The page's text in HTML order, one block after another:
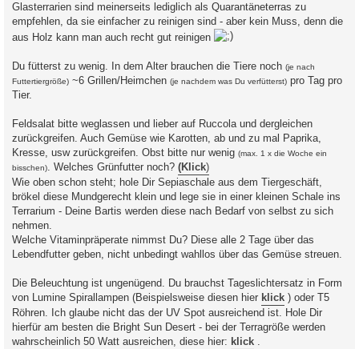
Glasterrarien sind meinerseits lediglich als Quarantäneterras zu
empfehlen, da sie einfacher zu reinigen sind - aber kein Muss, denn die
aus Holz kann man auch recht gut reinigen
Du fütterst zu wenig. In dem Alter brauchen die Tiere noch (je nach
Futtertiergröße) ~6 Grillen/Heimchen (je nachdem was Du verfütterst) pro Tag pro
Tier.
Feldsalat bitte weglassen und lieber auf Ruccola und dergleichen
zurückgreifen. Auch Gemüse wie Karotten, ab und zu mal Paprika,
Kresse, usw zurückgreifen. Obst bitte nur wenig (max. 1 x die Woche ein
bisschen)
. Welches Grünfutter noch? (Klick)
Wie oben schon steht; hole Dir Sepiaschale aus dem Tiergeschäft,
brökel diese Mundgerecht klein und lege sie in einer kleinen Schale ins
Terrarium - Deine Bartis werden diese nach Bedarf von selbst zu sich
nehmen.
Welche Vitaminpräperate nimmst Du? Diese alle 2 Tage über das
Lebendfutter geben, nicht unbedingt wahllos über das Gemüse streuen.
Die Beleuchtung ist ungenügend. Du brauchst Tageslichtersatz in Form
von Lumine Spirallampen (Beispielsweise diesen hier klick ) oder T5
Röhren. Ich glaube nicht das der UV Spot ausreichend ist. Hole Dir
hierfür am besten die Bright Sun Desert - bei der Terragröße werden
wahrscheinlich 50 Watt ausreichen, diese hier: klick